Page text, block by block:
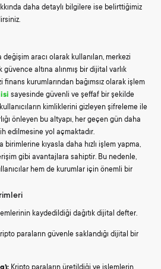
daha detaylı bilgilere ise belirttiğimiz
değişim aracı olarak kullanılan, merkezi
altına alınmış bir dijital varlık
kurumlarından bağımsız olarak işlem
sayesinde güvenli ve şeffaf bir şekilde
kimliklerini gizleyen şifreleme ile
önleyen bu altyapı, her geçen gün daha
edilmesine yol açmaktadır.
kıyasla daha hızlı işlem yapma,
gibi avantajlara sahiptir. Bu nedenle,
hem de kurumlar için önemli bir
kaydedildiği dağıtık dijital defter.
paraların güvenle saklandığı dijital bir